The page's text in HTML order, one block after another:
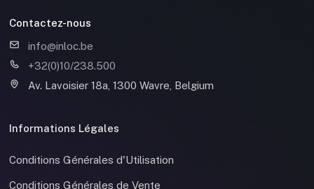
Contactez-nous
info@inloc.be
+32(0)10/238.500
Av. Lavoisier 18a, 1300 Wavre, Belgium
Informations Légales
Conditions Générales d'Utilisation
Conditions Générales de Vente